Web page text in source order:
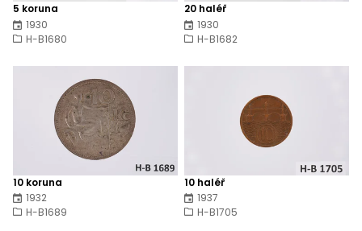
5 koruna
1930
H-B1680
20 haléř
1930
H-B1682
10 koruna
1932
H-B1689
10 haléř
1937
H-B1705